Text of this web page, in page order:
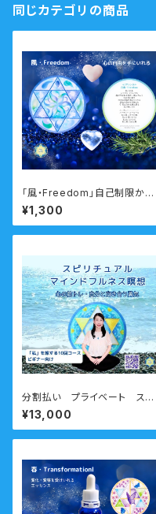
同じカテゴリの商品
「風・Freedom」自己制限から
自由になるマリアシンボルカー
ド 瞑想音声ガイド付き
¥1,300
分割払い プライベート スピ
リチュアルマインドフルネス瞑
想 対面・オンライン ビギナー
コース
¥13,000